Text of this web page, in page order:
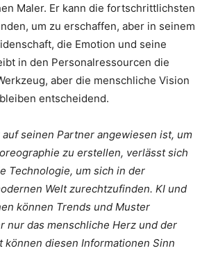
Maler. Er kann die fortschrittlichsten
um zu erschaffen, aber in seinem
die Emotion und seine
in den Personalressourcen die
aber die menschliche Vision
entscheidend.
seinen Partner angewiesen ist, um
zu erstellen, verlässt sich
Technologie, um sich in der
Welt zurechtzufinden. KI und
können Trends und Muster
nur das menschliche Herz und der
können diesen Informationen Sinn